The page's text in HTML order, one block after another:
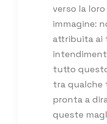
verso la
immagine:
attribuita ai
tutto
tra qualche
pronta a
queste